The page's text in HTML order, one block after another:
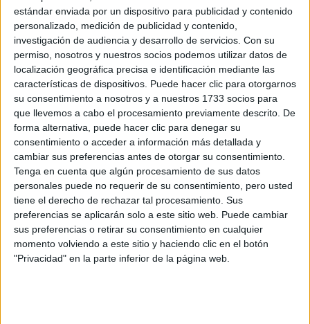
estándar enviada por un dispositivo para publicidad y contenido
personalizado, medición de publicidad y contenido,
investigación de audiencia y desarrollo de servicios. Con su
permiso, nosotros y nuestros socios podemos utilizar datos de
localización geográfica precisa e identificación mediante las
características de dispositivos. Puede hacer clic para otorgarnos
su consentimiento a nosotros y a nuestros 1733 socios para
que llevemos a cabo el procesamiento previamente descrito. De
forma alternativa, puede hacer clic para denegar su
consentimiento o acceder a información más detallada y
cambiar sus preferencias antes de otorgar su consentimiento.
Tenga en cuenta que algún procesamiento de sus datos
personales puede no requerir de su consentimiento, pero usted
tiene el derecho de rechazar tal procesamiento. Sus
preferencias se aplicarán solo a este sitio web. Puede cambiar
sus preferencias o retirar su consentimiento en cualquier
momento volviendo a este sitio y haciendo clic en el botón
"Privacidad" en la parte inferior de la página web.
Nota de corte
No aplica
Idioma de
enseñanza:
Castellano
Universidad Pontificia de Salamanca
Universidad Privada
Duración:5,0 años
Precio del primer curso:no disponible
Pídeles información ¡GRATIS!
Salamanca
Presencial
No aplica
enseñanza:
Grado en Ingeniería Informática
Universidad Pontificia de Salamanca
Universidad Privada
Duración: 4,0 años
Precio del primer curso:7.560 €
Pídeles información ¡GRATIS!
Salamanca
Presencial
Doble Grado en Administración y Dirección de Empresas
Tecnológicas + Informática
Universidad Pontificia de Salamanca